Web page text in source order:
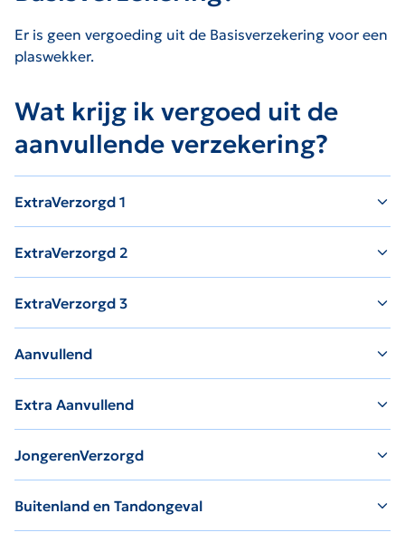
Er is geen vergoeding uit de Basisverzekering voor een
plaswekker.
Wat krijg ik vergoed uit de
aanvullende verzekering?
ExtraVerzorgd 1
ExtraVerzorgd 2
ExtraVerzorgd 3
Aanvullend
Extra Aanvullend
JongerenVerzorgd
Buitenland en Tandongeval